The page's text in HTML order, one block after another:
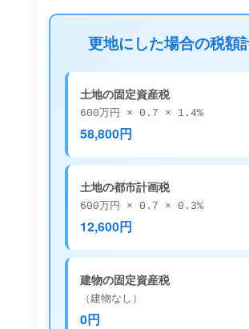
更地にした場合の税額
土地の固定資産税
600万円 × 0.7 × 1.4%
58,800円
土地の都市計画税
600万円 × 0.7 × 0.3%
12,600円
建物の固定資産税
（建物なし）
0円